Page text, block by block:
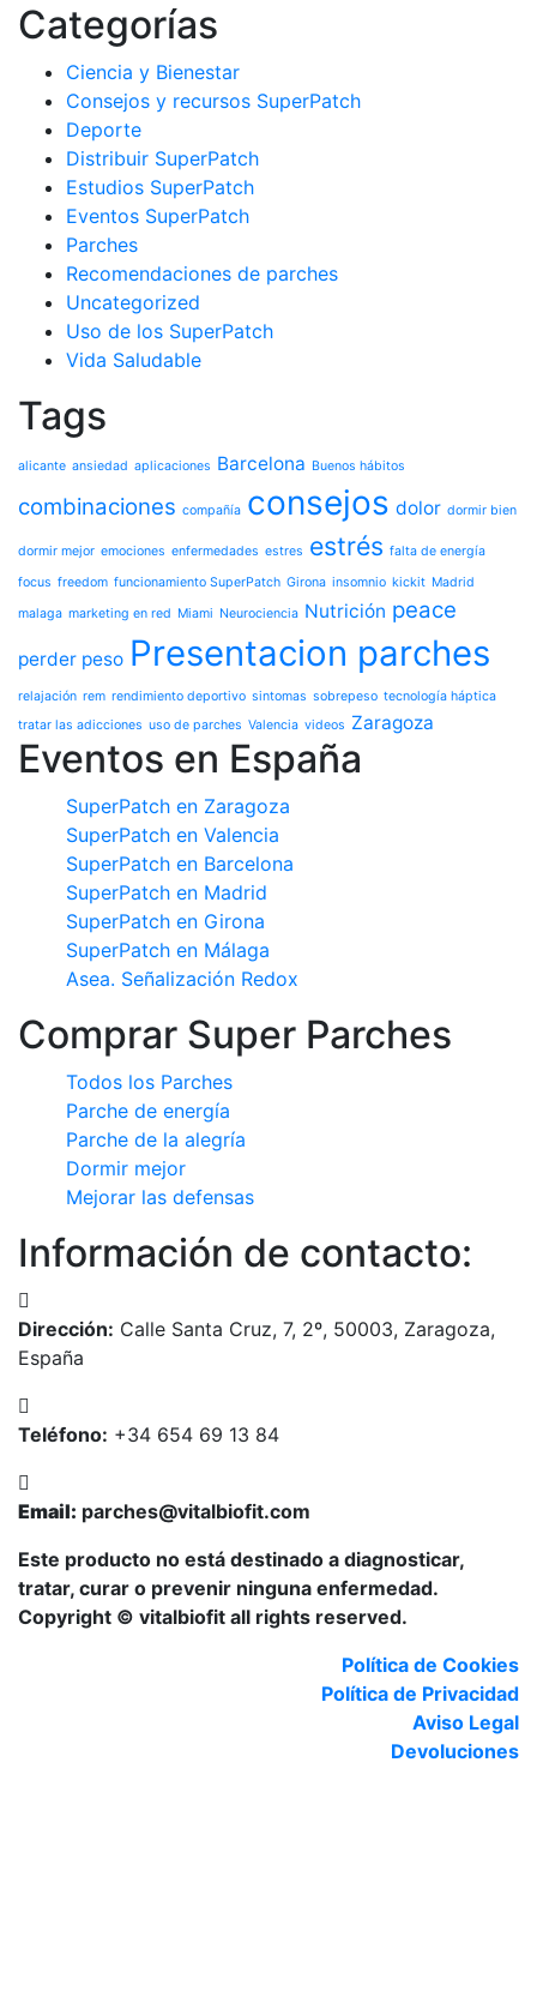
Categorías
Ciencia y Bienestar
Consejos y recursos SuperPatch
Deporte
Distribuir SuperPatch
Estudios SuperPatch
Eventos SuperPatch
Parches
Recomendaciones de parches
Uncategorized
Uso de los SuperPatch
Vida Saludable
Tags
alicante ansiedad aplicaciones Barcelona Buenos hábitos
combinaciones compañía consejos dolor dormir bien
dormir mejor emociones enfermedades estres estrés falta de energía
focus freedom funcionamiento SuperPatch Girona insomnio kickit Madrid
malaga marketing en red Miami Neurociencia Nutrición peace
perder peso Presentacion parches
relajación rem rendimiento deportivo sintomas sobrepeso tecnología háptica
tratar las adicciones uso de parches Valencia videos Zaragoza
Eventos en España
SuperPatch en Zaragoza
SuperPatch en Valencia
SuperPatch en Barcelona
SuperPatch en Madrid
SuperPatch en Girona
SuperPatch en Málaga
Asea. Señalización Redox
Comprar Super Parches
Todos los Parches
Parche de energía
Parche de la alegría
Dormir mejor
Mejorar las defensas
Información de contacto:
Dirección: Calle Santa Cruz, 7, 2º, 50003, Zaragoza,
España
Teléfono: +34 654 69 13 84
Email: parches@vitalbiofit.com
Este producto no está destinado a diagnosticar,
tratar, curar o prevenir ninguna enfermedad.
Copyright © vitalbiofit all rights reserved.
Política de Cookies
Política de Privacidad
Aviso Legal
Devoluciones